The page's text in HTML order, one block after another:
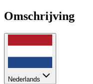
Omschrijving
Nederlands